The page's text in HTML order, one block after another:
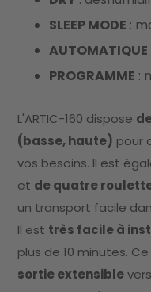
SLEEP MODE :
AUTOMATIQUE
PROGRAMME :
L'ARTIC-160 dispose
(basse, haute) pour
vos besoins. Il est
et de quatre
un transport facile
Il est très facile à
plus de 10 minutes.
sortie extensible